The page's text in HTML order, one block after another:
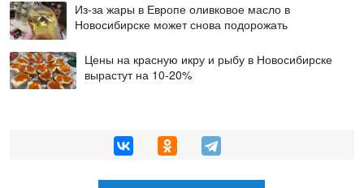
Из-за жары в Европе оливковое масло в
Новосибирске может снова подорожать
Цены на красную икру и рыбу в Новосибирске
вырастут на 10-20%